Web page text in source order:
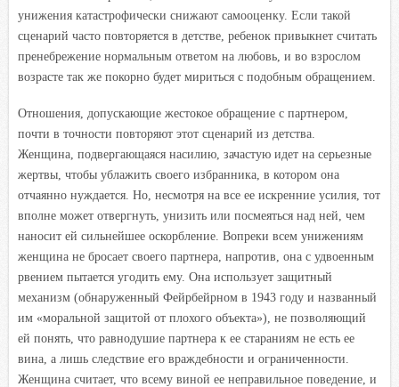
унижения катастрофически снижают самооценку. Если такой
сценарий часто повторяется в детстве, ребенок привыкнет считать
пренебрежение нормальным ответом на любовь, и во взрослом
возрасте так же покорно будет мириться с подобным обращением.
Отношения, допускающие жестокое обращение с партнером,
почти в точности повторяют этот сценарий из детства.
Женщина, подвергающаяся насилию, зачастую идет на серьезные
жертвы, чтобы ублажить своего избранника, в котором она
отчаянно нуждается. Но, несмотря на все ее искренние усилия, тот
вполне может отвергнуть, унизить или посмеяться над ней, чем
наносит ей сильнейшее оскорбление. Вопреки всем унижениям
женщина не бросает своего партнера, напротив, она с удвоенным
рвением пытается угодить ему. Она использует защитный
механизм (обнаруженный Фейрбейрном в 1943 году и названный
им «моральной защитой от плохого объекта»), не позволяющий
ей понять, что равнодушие партнера к ее стараниям не есть ее
вина, а лишь следствие его враждебности и ограниченности.
Женщина считает, что всему виной ее неправильное поведение, и